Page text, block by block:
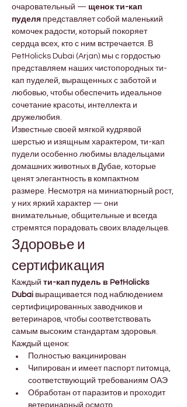
очаровательный — щенок ти-кап
пуделя представляет собой маленький
комочек радости, который покоряет
сердца всех, кто с ним встречается. В
PetHolicks Dubai (Arjan) мы с гордостью
представляем наших чистопородных ти-
кап пуделей, выращенных с заботой и
любовью, чтобы обеспечить идеальное
сочетание красоты, интеллекта и
дружелюбия.
Известные своей мягкой кудрявой
шерстью и изящным характером, ти-кап
пудели особенно любимы владельцами
домашних животных в Дубае, которые
ценят элегантность в компактном
размере. Несмотря на миниатюрный рост,
у них яркий характер — они
внимательные, общительные и всегда
стремятся порадовать своих владельцев.
Здоровье и
сертификация
Каждый ти-кап пудель в PetHolicks
Dubai выращивается под наблюдением
сертифицированных заводчиков и
ветеринаров, чтобы соответствовать
самым высоким стандартам здоровья.
Каждый щенок:
Полностью вакцинирован
Чипирован и имеет паспорт питомца,
соответствующий требованиям ОАЭ
Обработан от паразитов и проходит